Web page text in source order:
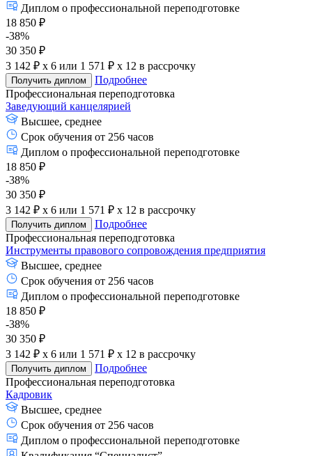
Диплом о профессиональной переподготовке
18 850 ₽
-38%
30 350 ₽
3 142 ₽ x 6 или 1 571 ₽ x 12 в рассрочку
Получить диплом
Подробнее
Профессиональная переподготовка
Заведующий канцелярией
Высшее, среднее
Срок обучения от 256 часов
Диплом о профессиональной переподготовке
18 850 ₽
-38%
30 350 ₽
3 142 ₽ x 6 или 1 571 ₽ x 12 в рассрочку
Получить диплом
Подробнее
Профессиональная переподготовка
Инструменты правового сопровождения предприятия
Высшее, среднее
Срок обучения от 256 часов
Диплом о профессиональной переподготовке
18 850 ₽
-38%
30 350 ₽
3 142 ₽ x 6 или 1 571 ₽ x 12 в рассрочку
Получить диплом
Подробнее
Профессиональная переподготовка
Кадровик
Высшее, среднее
Срок обучения от 256 часов
Диплом о профессиональной переподготовке